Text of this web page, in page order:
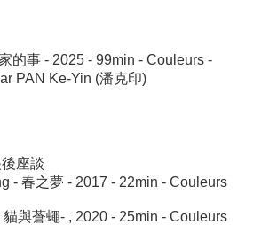
的事 - 2025 - 99min - Couleurs -
PAN Ke-Yin (潘克印)
座談
- 春之夢 - 2017 - 22min - Couleurs
與蒼蠅- , 2020 - 25min - Couleurs